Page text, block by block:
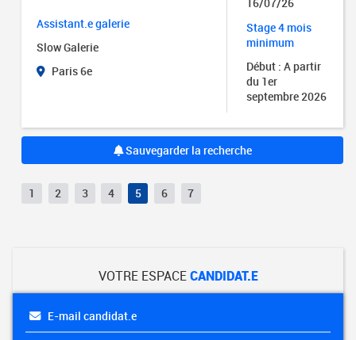
Assistant.e galerie
Slow Galerie
Paris 6e
16/07/26
Stage 4 mois
minimum
Début : A partir
du 1er
septembre 2026
Sauvegarder la recherche
1 2 3 4 5 6 7
VOTRE ESPACECANDIDAT.E
E-mail candidat.e